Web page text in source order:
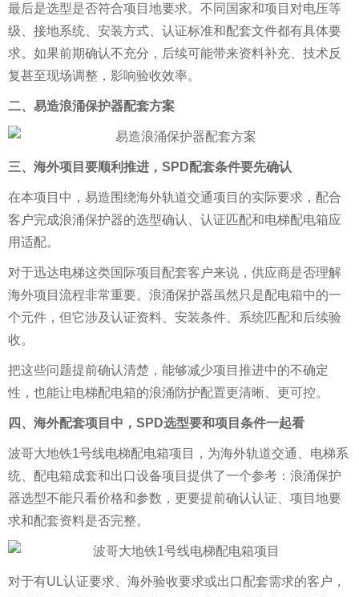
最后是选型是否符合项目地要求。不同国家和项目对电压等
级、接地系统、安装方式、认证标准和配套文件都有具体要
求。如果前期确认不充分，后续可能带来资料补充、技术反
复甚至现场调整，影响验收效率。
二、易造浪涌保护器配套方案
三、海外项目要顺利推进，SPD配套条件要先确认
在本项目中，易造围绕海外轨道交通项目的实际要求，配合
客户完成浪涌保护器的选型确认、认证匹配和电梯配电箱应
用适配。
对于迅达电梯这类国际项目配套客户来说，供应商是否理解
海外项目流程非常重要。浪涌保护器虽然只是配电箱中的一
个元件，但它涉及认证资料、安装条件、系统匹配和后续验
收。
把这些问题提前确认清楚，能够减少项目推进中的不确定
性，也能让电梯配电箱的浪涌防护配置更清晰、更可控。
四、海外配套项目中，SPD选型要和项目条件一起看
波哥大地铁1号线电梯配电箱项目，为海外轨道交通、电梯系
统、配电箱成套和出口设备项目提供了一个参考：浪涌保护
器选型不能只看价格和参数，更要提前确认认证、项目地要
求和配套资料是否完整。
对于有UL认证要求、海外验收要求或出口配套需求的客户，